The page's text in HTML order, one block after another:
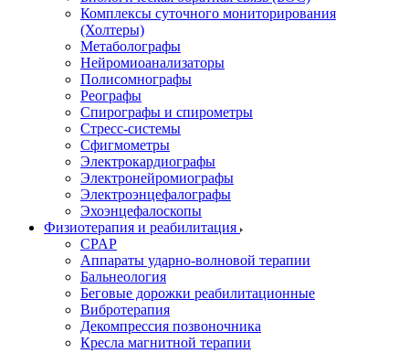
Комплексы суточного мониторирования
(Холтеры)
Метаболографы
Нейромиоанализаторы
Полисомнографы
Реографы
Спирографы и спирометры
Стресс-системы
Сфигмометры
Электрокардиографы
Электронейромиографы
Электроэнцефалографы
Эхоэнцефалоскопы
Физиотерапия и реабилитация
CPAP
Аппараты ударно-волновой терапии
Бальнеология
Беговые дорожки реабилитационные
Вибротерапия
Декомпрессия позвоночника
Кресла магнитной терапии